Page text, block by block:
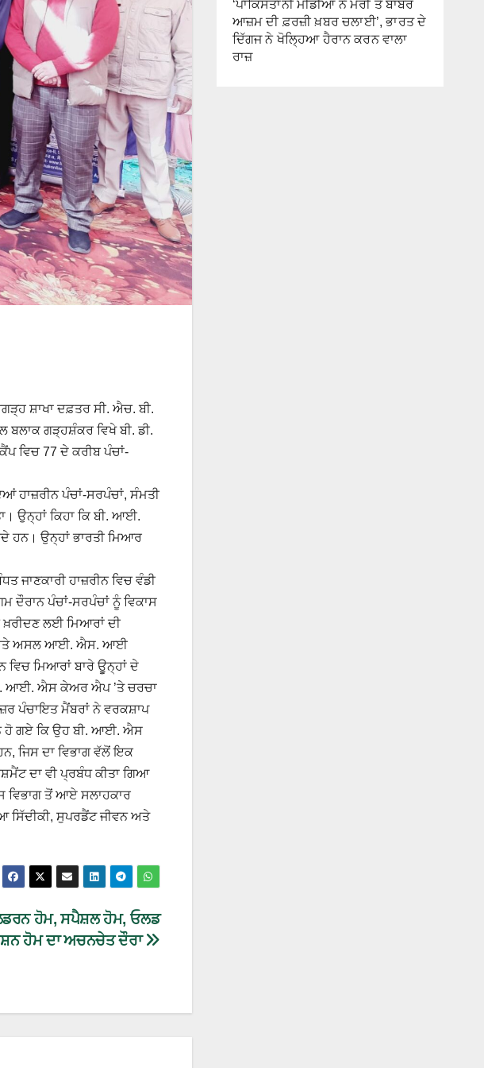
ਸ਼ਾਖਾ ਦਫ਼ਤਰ ਸੀ. ਐਚ. ਬੀ.
ਬਲਾਕ ਗੜ੍ਹਸ਼ੰਕਰ ਵਿਖੇ ਬੀ. ਡੀ.
ਵਿਚ 77 ਦੇ ਕਰੀਬ ਪੰਚਾਂ-
ਹਾਜ਼ਰੀਨ ਪੰਚਾਂ-ਸਰਪੰਚਾਂ, ਸੰਮਤੀ
ਉਨ੍ਹਾਂ ਕਿਹਾ ਕਿ ਬੀ. ਆਈ.
ਹਨ। ਉਨ੍ਹਾਂ ਭਾਰਤੀ ਮਿਆਰ
ਜਾਣਕਾਰੀ ਹਾਜ਼ਰੀਨ ਵਿਚ ਵੰਡੀ
ਦੌਰਾਨ ਪੰਚਾਂ-ਸਰਪੰਚਾਂ ਨੂੰ ਵਿਕਾਸ
ਖ਼ਰੀਦਣ ਲਈ ਮਿਆਰਾਂ ਦੀ
ਅਤੇ ਅਸਲ ਆਈ. ਐਸ. ਆਈ
ਵਿਚ ਮਿਆਰਾਂ ਬਾਰੇ ਊੁਨ੍ਹਾਂ ਦੇ
ਆਈ. ਐਸ ਕੇਅਰ ਐਪ ’ਤੇ ਚਰਚਾ
ਪੰਚਾਇਤ ਮੈਂਬਰਾਂ ਨੇ ਵਰਕਸ਼ਾਪ
ਹੋ ਗਏ ਕਿ ਉਹ ਬੀ. ਆਈ. ਐਸ
ਜਿਸ ਦਾ ਵਿਭਾਗ ਵੱਲੋਂ ਇਕ
ਦਾ ਵੀ ਪ੍ਰਬੰਧ ਕੀਤਾ ਗਿਆ
ਵਿਭਾਗ ਤੋਂ ਆਏ ਸਲਾਹਕਾਰ
ਸਿੱਦੀਕੀ, ਸੁਪਰਡੈਂਟ ਜੀਵਨ ਅਤੇ
ਹੋਮ, ਸਪੈਸ਼ਲ ਹੋਮ, ਓਲਡ
ਹੋਮ ਦਾ ਅਚਨਚੇਤ ਦੌਰਾ
‘ਪਾਕਿਸਤਾਨੀ ਮੀਡੀਆ ਨੇ ਮੇਰੀ ਤੇ ਬਾਬਰ
ਆਜ਼ਮ ਦੀ ਫ਼ਰਜ਼ੀ ਖ਼ਬਰ ਚਲਾਈ’, ਭਾਰਤ ਦੇ
ਦਿੱਗਜ ਨੇ ਖੋਲ੍ਹਿਆ ਹੈਰਾਨ ਕਰਨ ਵਾਲਾ
ਰਾਜ਼